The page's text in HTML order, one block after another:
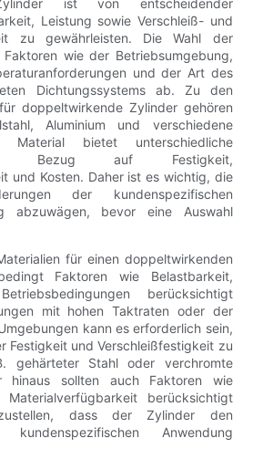
ist von entscheidender
Leistung sowie Verschleiß- und
zu gewährleisten. Die Wahl der
wie der Betriebsumgebung,
und der Art des
Dichtungssystems ab. Zu den
doppeltwirkende Zylinder gehören
Aluminium und verschiedene
Material bietet unterschiedliche
in Bezug auf Festigkeit,
und Kosten. Daher ist es wichtig, die
der kundenspezifischen
abzuwägen, bevor eine Auswahl
für einen doppeltwirkenden
Faktoren wie Belastbarkeit,
berücksichtigt
mit hohen Taktraten oder der
kann es erforderlich sein,
Festigkeit und Verschleißfestigkeit zu
gehärteter Stahl oder verchromte
hinaus sollten auch Faktoren wie
berücksichtigt
dass der Zylinder den
Anwendung